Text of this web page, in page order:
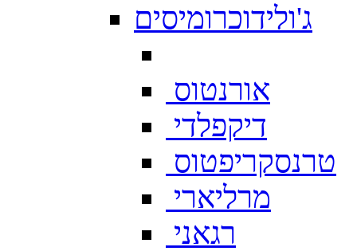
ג'ולידוכרומיסים
אורנטוס
דיקפלדי
טרנסקריפטוס
מרליארי
רגאני